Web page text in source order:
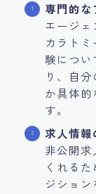
専門的な
エージ
カラト
験につ
り、自
か具体
す。
求人情報
非公開
くれる
ジション